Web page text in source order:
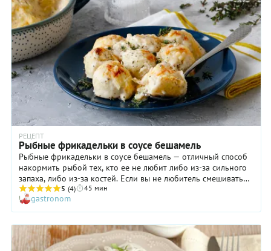
РЕЦЕПТ
Рыбные фрикадельки в соусе бешамель
Рыбные фрикадельки в соусе бешамель — отличный способ
накормить рыбой тех, кто ее не любит либо из-за сильного
запаха, либо из-за костей. Если вы не любитель смешивать
рыбу с молоком, то и для замачивания хлеба, и для соуса
бешамель можете использовать рыбный или овощной
бульон. В таком случае можете немного увеличить
количество сливочного масла в рецепте, чтобы вкус
фрикаделек из рыбы в соусе все равно получился очень
деликатным.
5 (4) 45 мин
gastronom